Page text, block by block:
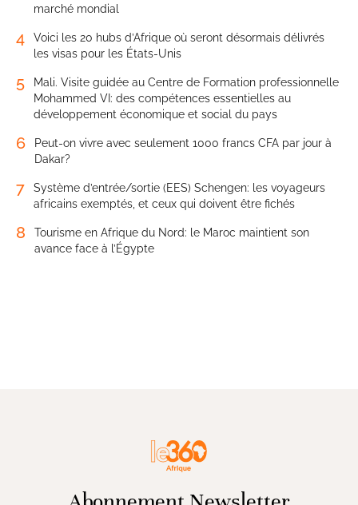
marché mondial
4
Voici les 20 hubs d’Afrique où seront désormais délivrés
les visas pour les États-Unis
5
Mali. Visite guidée au Centre de Formation professionnelle
Mohammed VI: des compétences essentielles au
développement économique et social du pays
6
Peut-on vivre avec seulement 1000 francs CFA par jour à
Dakar?
7
Système d’entrée/sortie (EES) Schengen: les voyageurs
africains exemptés, et ceux qui doivent être fichés
8
Tourisme en Afrique du Nord: le Maroc maintient son
avance face à l’Égypte